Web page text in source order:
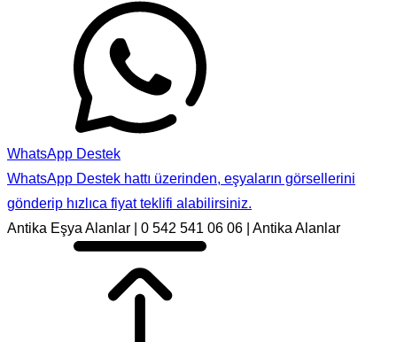
WhatsApp Destek
WhatsApp Destek hattı üzerinden, eşyaların görsellerini
gönderip hızlıca fiyat teklifi alabilirsiniz.
Antika Eşya Alanlar | 0 542 541 06 06 | Antika Alanlar